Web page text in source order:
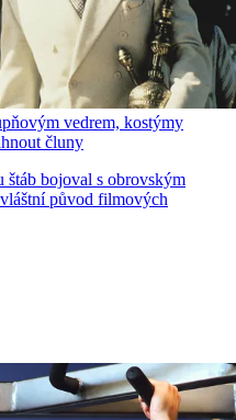
vedrem, kostýmy
čluny
štáb bojoval s obrovským
původ filmových